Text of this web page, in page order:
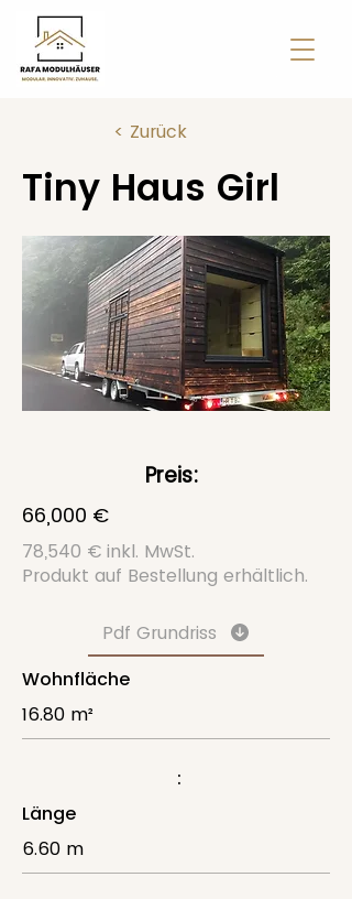
< Zurück
Tiny Haus Girl
Preis:
66,000 €
78,540 € inkl. MwSt.
Produkt auf Bestellung erhältlich.
Pdf Grundriss
Wohnfläche
16.80 m²
:
Länge
6.60 m